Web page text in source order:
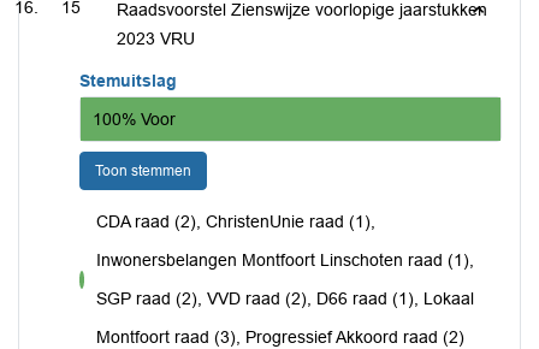
15
Raadsvoorstel Zienswijze voorlopige jaarstukken
2023 VRU
Stemuitslag
100% Voor
Toon stemmen
voor
CDA raad (2), ChristenUnie raad (1),
Inwonersbelangen Montfoort Linschoten raad (1),
SGP raad (2), VVD raad (2), D66 raad (1), Lokaal
Montfoort raad (3), Progressief Akkoord raad (2)